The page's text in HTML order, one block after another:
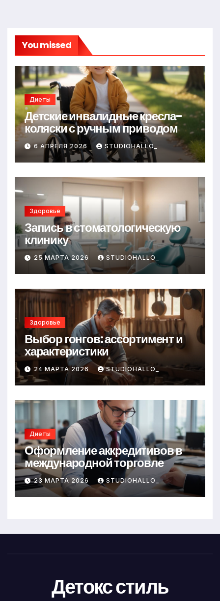
You missed
Диеты
Детские инвалидные кресла-
коляски с ручным приводом
6 АПРЕЛЯ 2026 STUDIOHALLO_
Здоровье
Запись в стоматологическую
клинику
25 МАРТА 2026 STUDIOHALLO_
Здоровье
Выбор гонгов: ассортимент и
характеристики
24 МАРТА 2026 STUDIOHALLO_
Диеты
Оформление аккредитивов в
международной торговле
23 МАРТА 2026 STUDIOHALLO_
Детокс стиль